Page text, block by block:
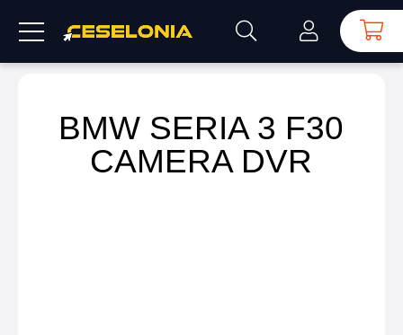
BMW SERIA 3 F30
CAMERA DVR